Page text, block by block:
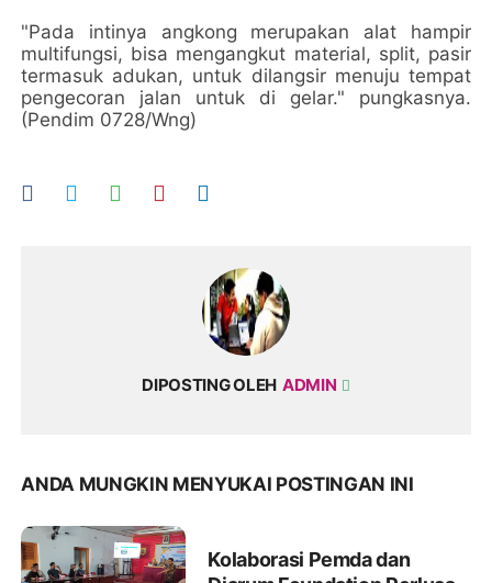
"Pada intinya angkong merupakan alat hampir
multifungsi, bisa mengangkut material, split, pasir
termasuk adukan, untuk dilangsir menuju tempat
pengecoran jalan untuk di gelar." pungkasnya.
(Pendim 0728/Wng)
DIPOSTING OLEH ADMIN
ANDA MUNGKIN MENYUKAI POSTINGAN INI
Kolaborasi Pemda dan